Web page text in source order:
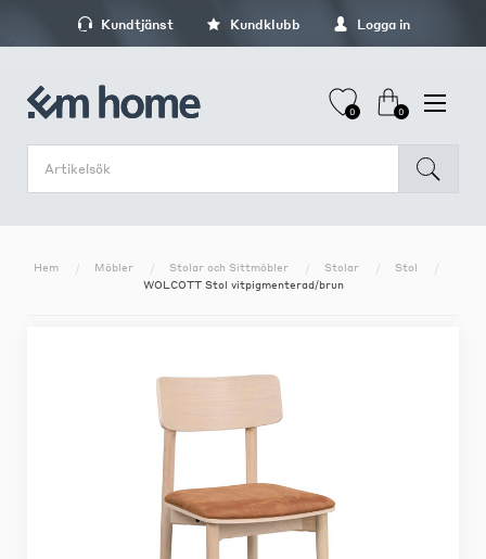
Kundtjänst Kundklubb Logga in
0 0
Hem Möbler Stolar och Sittmöbler Stolar
Stol
WOLCOTT Stol vitpigmenterad/brun